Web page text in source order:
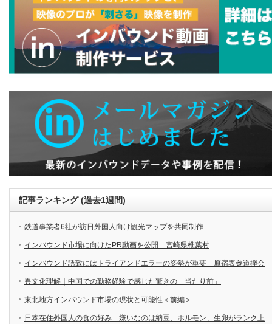
記事ランキング (過去1週間)
鉄道事業者6社が訪日外国人向け観光マップを共同制作
インバウンド市場に向けたPR動画を公開 宮崎県椎葉村
インバウンド誘致にはトライアンドエラーの姿勢が重要 原宿表参道欅会
異文化理解｜中国での勤務経験で感じた驚きの「当たり前」
東北地方インバウンド市場の現状と可能性＜前編＞
日本在住外国人の食の好み 嫌いなのは納豆、ホルモン、生卵がランク上